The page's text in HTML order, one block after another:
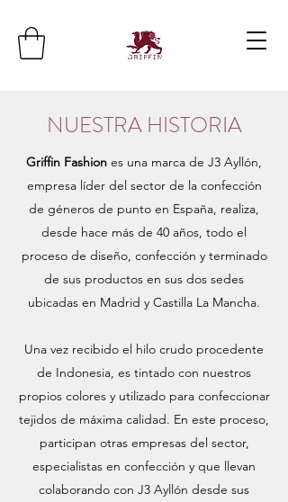
NUESTRA HISTORIA
Griffin Fashion es una marca de J3 Ayllón,
empresa líder del sector de la confección
de géneros de punto en España, realiza,
desde hace más de 40 años, todo el
proceso de diseño, confección y terminado
de sus productos en sus dos sedes
ubicadas en Madrid y Castilla La Mancha.
Una vez recibido el hilo crudo procedente
de Indonesia, es tintado con nuestros
propios colores y utilizado para confeccionar
tejidos de máxima calidad. En este proceso,
participan otras empresas del sector,
especialistas en confección y que llevan
colaborando con J3 Ayllón desde sus